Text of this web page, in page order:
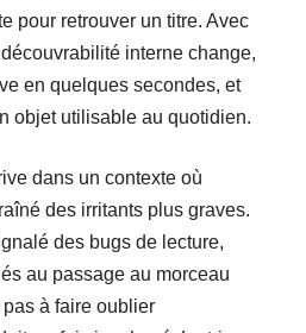
pour retrouver un titre. Avec
interne change,
en quelques secondes, et
objet utilisable au quotidien.
dans un contexte où
des irritants plus graves.
des bugs de lecture,
au passage au morceau
à faire oublier